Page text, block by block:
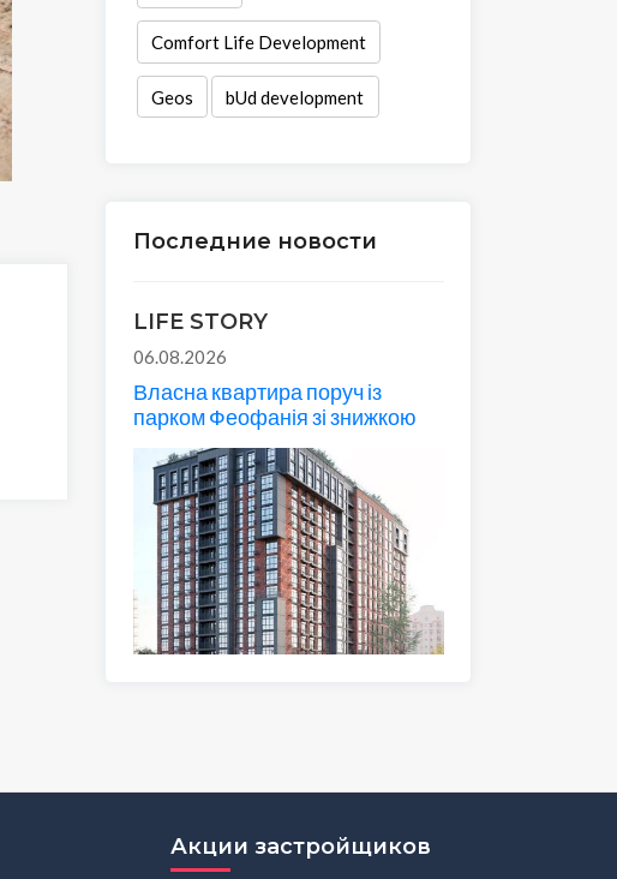
Comfort Life Development
Geos bUd development
Последние новости
LIFE STORY
06.08.2026
Власна квартира поруч із
парком Феофанія зі знижкою
Акции застройщиков